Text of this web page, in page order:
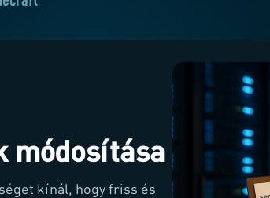
módosítása
kínál, hogy friss és